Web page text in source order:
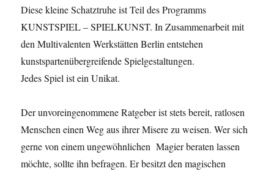
Diese kleine Schatztruhe ist Teil des Programms
KUNSTSPIEL – SPIELKUNST. In Zusammenarbeit mit
den Multivalenten Werkstätten Berlin entstehen
kunstspartenübergreifende Spielgestaltungen.
Jedes Spiel ist ein Unikat.
Der unvoreingenommene Ratgeber ist stets bereit, ratlosen
Menschen einen Weg aus ihrer Misere zu weisen. Wer sich
gerne von einem ungewöhnlichen Magier beraten lassen
möchte, sollte ihn befragen. Er besitzt den magischen